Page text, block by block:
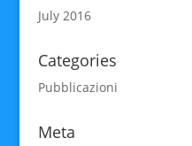
July 2016
Categories
Pubblicazioni
Meta